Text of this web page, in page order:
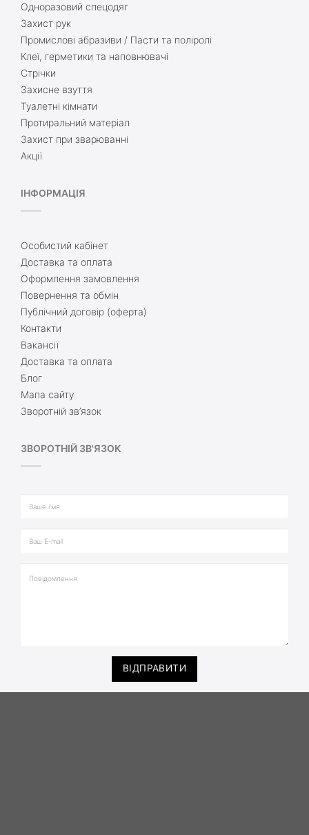
Одноразовий спецодяг
Захист рук
Промислові абразиви / Пасти та поліролі
Клеї, герметики та наповнювачі
Стрічки
Захисне взуття
Туалетні кімнати
Протиральний матеріал
Захист при зварюванні
Акції
ІНФОРМАЦІЯ
Особистий кабінет
Доставка та оплата
Оформлення замовлення
Повернення та обмін
Публічний договір (оферта)
Контакти
Вакансії
Доставка та оплата
Блог
Мапа сайту
Зворотній зв’язок
ЗВОРОТНІЙ ЗВ'ЯЗОК
ВІДПРАВИТИ